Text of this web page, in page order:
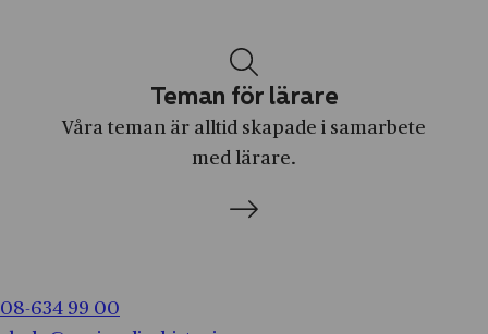
Arvid Nordquist
Atlas Copco
Dala-Järna
Dalarnas län
Dalarö
Djurgården
Djursholm
Teman för lärare
Våra teman är alltid skapade i samarbete
med lärare.
08-634 99 00